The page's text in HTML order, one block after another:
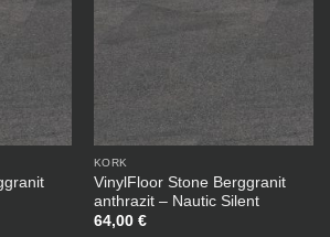
KORK
VinylFloor Stone Berggranit
anthrazit – Nautic Silent
64,00 €